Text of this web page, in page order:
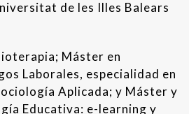
de les Illes Balears
Máster en
Laborales, especialidad en
Aplicada; y Máster y
Educativa: e-learning y